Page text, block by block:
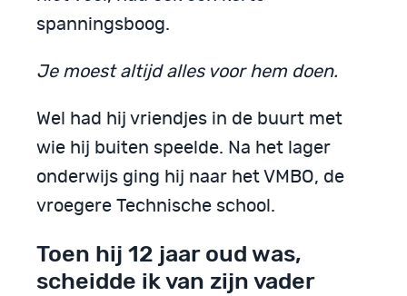
spanningsboog.
Je moest altijd alles voor hem doen.
Wel had hij vriendjes in de buurt met
wie hij buiten speelde. Na het lager
onderwijs ging hij naar het VMBO, de
vroegere Technische school.
Toen hij 12 jaar oud was,
scheidde ik van zijn vader